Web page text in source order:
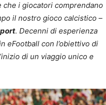
che i giocatori comprendano
il nostro gioco calcistico –
. Decenni di esperienza
eFootball con l’obiettivo di
di un viaggio unico e